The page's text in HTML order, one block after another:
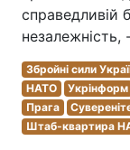
справедливій
Збройні сили
НАТО
Укрінформ
Прага
Штаб-квартира